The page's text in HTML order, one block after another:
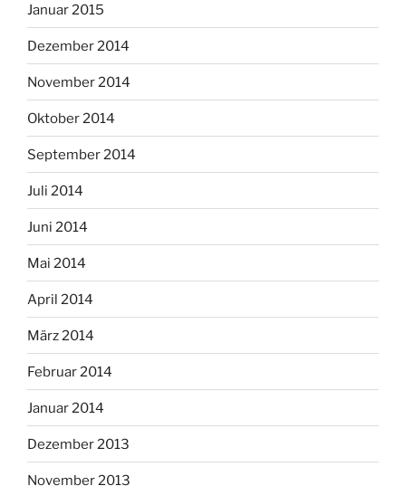
Januar 2015
Dezember 2014
November 2014
Oktober 2014
September 2014
Juli 2014
Juni 2014
Mai 2014
April 2014
März 2014
Februar 2014
Januar 2014
Dezember 2013
November 2013